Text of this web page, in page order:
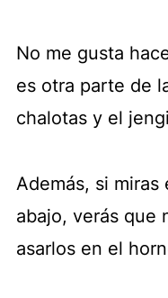
No me gusta
es otra parte de
chalotas y el
Además, si
abajo, verás que
asarlos en el